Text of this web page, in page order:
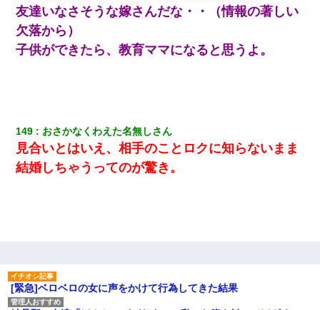
元旦那から復縁要請。息子「最新型のiPhoneも買えない貧乏は嫌
だ、再婚して」私「なら父親と暮らせ」息子「やった＾＾」私
（もう手遅れだったんだな…）
た。ある日、オッサンが火かき棒を持って顔を真っ赤にしながら
走り回っていて…
友達いなさそうな嫁さんだな・・（情報の著しい
欠落から）
子供ができたら、教育ママになると思うよ。
149 おさかなくわえた名無しさん
見合いとはいえ、相手のことロクに知らないまま
結婚しちゃうってのが驚き。
[緊急]ベロベロの女に声をかけて行為してきた結果